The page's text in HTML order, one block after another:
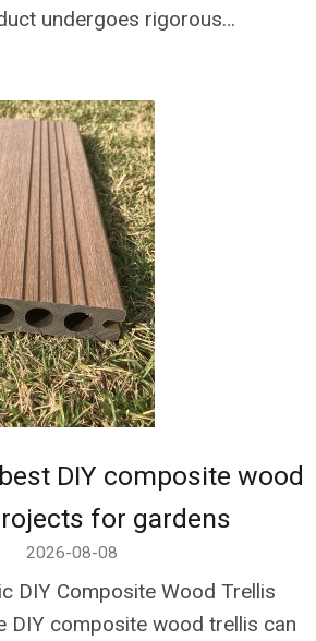
undergoes rigorous…
DIY composite wood
for gardens
2026-08-08
DIY Composite Wood Trellis
DIY composite wood trellis can